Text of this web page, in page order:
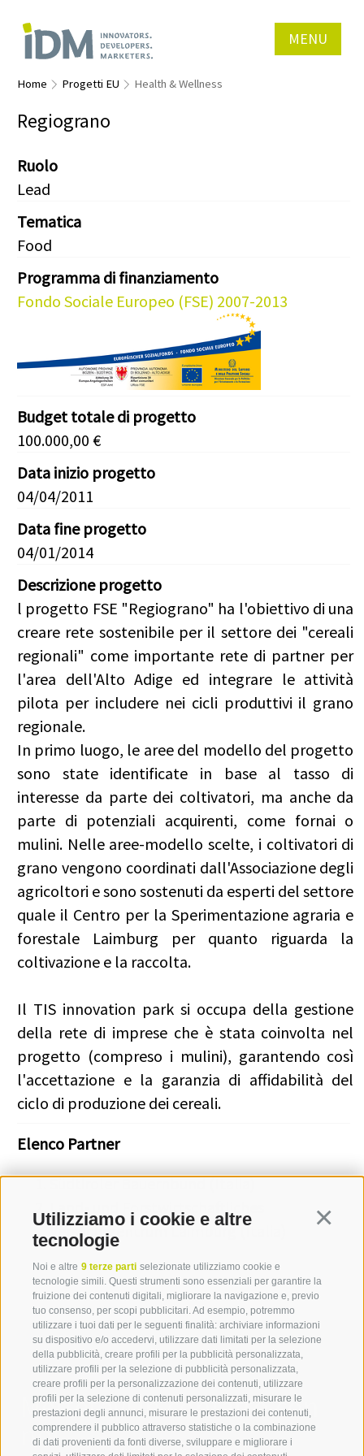
Utilizziamo i cookie e altre
tecnologie
Noi e altre 9 terze parti selezionate utilizziamo cookie e
tecnologie simili. Questi strumenti sono essenziali per garantire la
fruizione dei contenuti digitali, migliorare la navigazione e, previo
tuo consenso, per scopi pubblicitari. Ad esempio, potremmo
utilizzare i tuoi dati per le seguenti finalità: archiviare informazioni
su dispositivo e/o accedervi, utilizzare dati limitati per la selezione
della pubblicità, creare profili per la pubblicità personalizzata,
utilizzare profili per la selezione di pubblicità personalizzata,
creare profili per la personalizzazione dei contenuti, utilizzare
profili per la selezione di contenuti personalizzati, misurare le
prestazioni degli annunci, misurare le prestazioni dei contenuti,
comprendere il pubblico attraverso statistiche o la combinazione
di dati provenienti da fonti diverse, sviluppare e migliorare i
MENU
Home Progetti EU Health & Wellness
Regiograno
Ruolo
Lead
Tematica
Food
Programma di finanziamento
Fondo Sociale Europeo (FSE) 2007-2013
Budget totale di progetto
100.000,00 €
Data inizio progetto
04/04/2011
Data fine progetto
04/01/2014
Descrizione progetto
l progetto FSE "Regiograno" ha l'obiettivo di una
creare rete sostenibile per il settore dei "cereali
regionali" come importante rete di partner per
l'area dell'Alto Adige ed integrare le attività
pilota per includere nei cicli produttivi il grano
regionale.
In primo luogo, le aree del modello del progetto
sono state identificate in base al tasso di
interesse da parte dei coltivatori, ma anche da
parte di potenziali acquirenti, come fornai o
mulini. Nelle aree-modello scelte, i coltivatori di
grano vengono coordinati dall'Associazione degli
agricoltori e sono sostenuti da esperti del settore
quale il Centro per la Sperimentazione agraria e
forestale Laimburg per quanto riguarda la
coltivazione e la raccolta.
Il TIS innovation park si occupa della gestione
della rete di imprese che è stata coinvolta nel
progetto (compreso i mulini), garantendo così
l'accettazione e la garanzia di affidabilità del
ciclo di produzione dei cereali.
Elenco Partner
Südtiroler Bauernbund (Italia)
Land- und Forstwirtschaftliches
Versuchszentrum Laimburg (Italia)
Mettetevi in contatto con
noi